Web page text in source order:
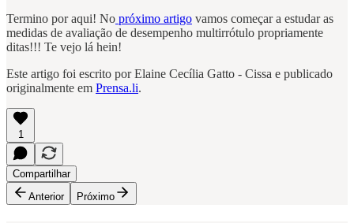
Termino por aqui! No próximo artigo vamos começar a estudar as
medidas de avaliação de desempenho multirrótulo propriamente
ditas!!! Te vejo lá hein!
Este artigo foi escrito por Elaine Cecília Gatto - Cissa e publicado
originalmente em Prensa.li.
1
Compartilhar
Anterior
Próximo